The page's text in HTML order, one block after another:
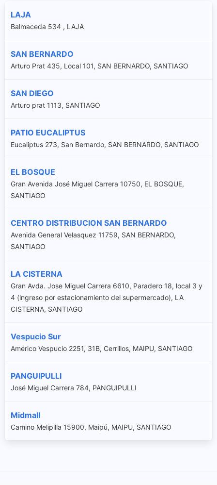
LAJA
Balmaceda 534 , LAJA
SAN BERNARDO
Arturo Prat 435, Local 101, SAN BERNARDO, SANTIAGO
SAN DIEGO
Arturo prat 1113, SANTIAGO
PATIO EUCALIPTUS
Eucaliptus 273, San Bernardo, SAN BERNARDO, SANTIAGO
EL BOSQUE
Gran Avenida José Miguel Carrera 10750, EL BOSQUE,
SANTIAGO
CENTRO DISTRIBUCION SAN BERNARDO
Avenida General Velasquez 11759, SAN BERNARDO,
SANTIAGO
LA CISTERNA
Gran Avda. Jose Miguel Carrera 6610, Paradero 18, local 3 y
4 (ingreso por estacionamiento del supermercado), LA
CISTERNA, SANTIAGO
Vespucio Sur
Américo Vespucio 2251, 31B, Cerrillos, MAIPU, SANTIAGO
PANGUIPULLI
José Miguel Carrera 784, PANGUIPULLI
Midmall
Camino Melipilla 15900, Maipú, MAIPU, SANTIAGO